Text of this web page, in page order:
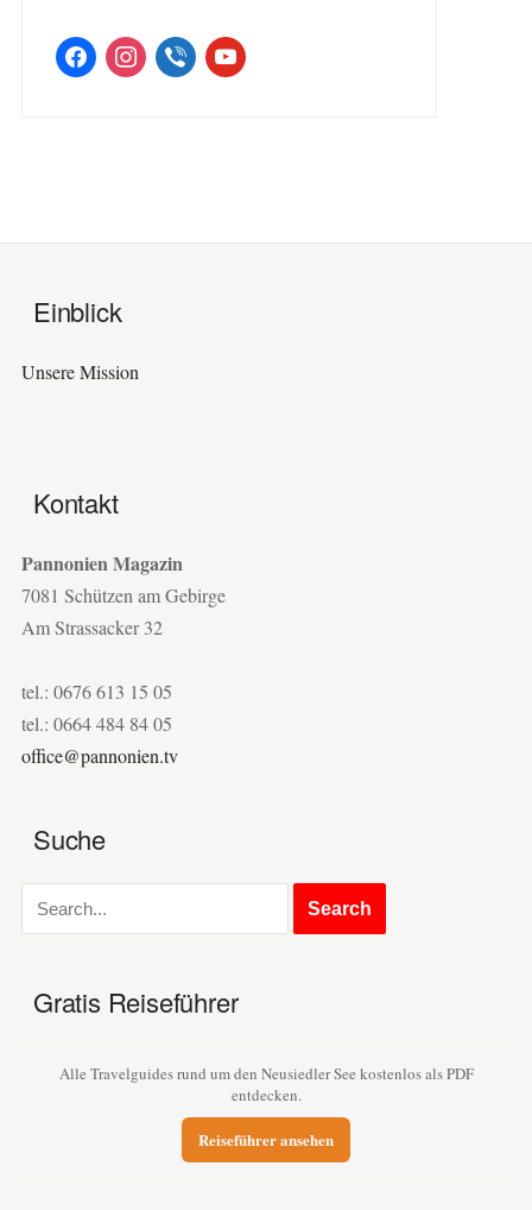
facebookinstagramviber youtube
Einblick
Unsere Mission
Kontakt
Pannonien Magazin
7081 Schützen am Gebirge
Am Strassacker 32
tel.: 0676 613 15 05
tel.: 0664 484 84 05
office@pannonien.tv
Suche
Gratis Reiseführer
Alle Travelguides rund um den Neusiedler See kostenlos als PDF
entdecken.
Reiseführer ansehen